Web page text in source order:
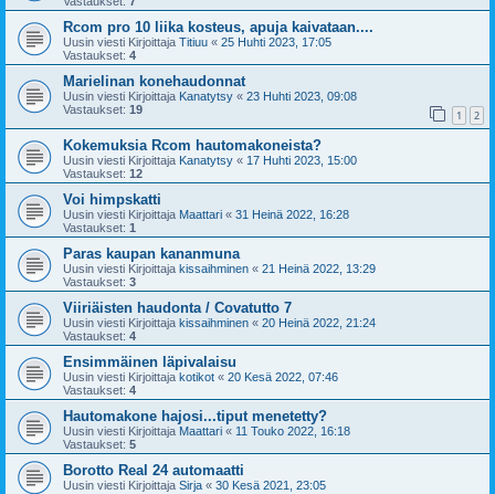
Rcom pro 10 liika kosteus, apuja kaivataan....
Uusin viesti Kirjoittaja Titiuu « 25 Huhti 2023, 17:05
Vastaukset: 4
Marielinan konehaudonnat
Uusin viesti Kirjoittaja Kanatytsy « 23 Huhti 2023, 09:08
Vastaukset: 19 1 2
Kokemuksia Rcom hautomakoneista?
Uusin viesti Kirjoittaja Kanatytsy « 17 Huhti 2023, 15:00
Vastaukset: 12
Voi himpskatti
Uusin viesti Kirjoittaja Maattari « 31 Heinä 2022, 16:28
Vastaukset: 1
Paras kaupan kananmuna
Uusin viesti Kirjoittaja kissaihminen « 21 Heinä 2022, 13:29
Vastaukset: 3
Viiriäisten haudonta / Covatutto 7
Uusin viesti Kirjoittaja kissaihminen « 20 Heinä 2022, 21:24
Vastaukset: 4
Ensimmäinen läpivalaisu
Uusin viesti Kirjoittaja kotikot « 20 Kesä 2022, 07:46
Vastaukset: 4
Hautomakone hajosi...tiput menetetty?
Uusin viesti Kirjoittaja Maattari « 11 Touko 2022, 16:18
Vastaukset: 5
Borotto Real 24 automaatti
Uusin viesti Kirjoittaja Sirja « 30 Kesä 2021, 23:05